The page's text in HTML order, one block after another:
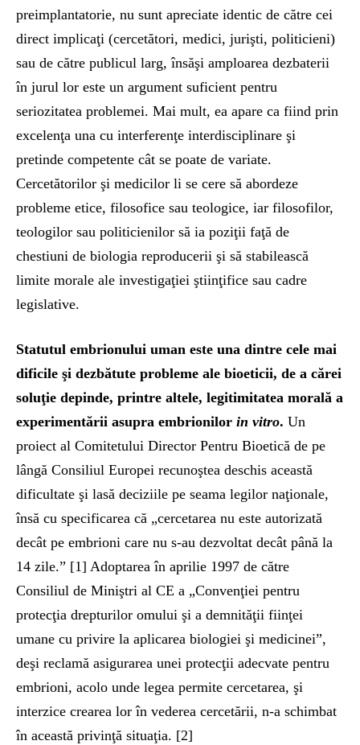
preimplantatorie, nu sunt apreciate identic de către cei
direct implicaţi (cercetători, medici, jurişti, politicieni)
sau de către publicul larg, însăşi amploarea dezbaterii
în jurul lor este un argument suficient pentru
seriozitatea problemei. Mai mult, ea apare ca fiind prin
excelenţa una cu interferenţe interdisciplinare şi
pretinde competente cât se poate de variate.
Cercetătorilor şi medicilor li se cere să abordeze
probleme etice, filosofice sau teologice, iar filosofilor,
teologilor sau politicienilor să ia poziţii faţă de
chestiuni de biologia reproducerii şi să stabilească
limite morale ale investigaţiei ştiinţifice sau cadre
legislative.
Statutul embrionului uman este una dintre cele mai
dificile şi dezbătute probleme ale bioeticii, de a cărei
soluţie depinde, printre altele, legitimitatea morală a
experimentării asupra embrionilor in vitro. Un
proiect al Comitetului Director Pentru Bioetică de pe
lângă Consiliul Europei recunoştea deschis această
dificultate şi lasă deciziile pe seama legilor naţionale,
însă cu specificarea că „cercetarea nu este autorizată
decât pe embrioni care nu s-au dezvoltat decât până la
14 zile.” [1] Adoptarea în aprilie 1997 de către
Consiliul de Miniştri al CE a „Convenţiei pentru
protecţia drepturilor omului şi a demnităţii fiinţei
umane cu privire la aplicarea biologiei şi medicinei”,
deşi reclamă asigurarea unei protecţii adecvate pentru
embrioni, acolo unde legea permite cercetarea, şi
interzice crearea lor în vederea cercetării, n-a schimbat
în această privinţă situaţia. [2]